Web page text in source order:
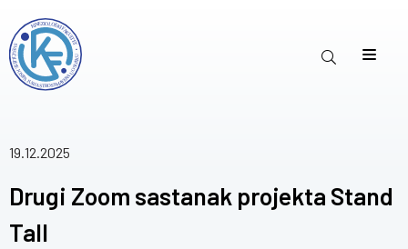
19.12.2025
Drugi Zoom sastanak projekta Stand
Tall